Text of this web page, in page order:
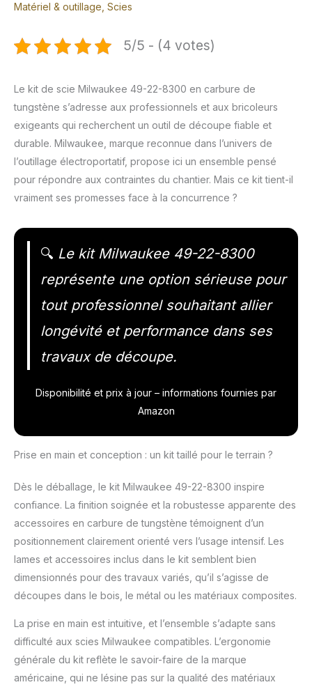
Matériel & outillage Scies
5/5 - (4 votes)
Le kit de scie Milwaukee 49-22-8300 en carbure de
tungstène s’adresse aux professionnels et aux bricoleurs
exigeants qui recherchent un outil de découpe fiable et
durable. Milwaukee, marque reconnue dans l’univers de
l’outillage électroportatif, propose ici un ensemble pensé
pour répondre aux contraintes du chantier. Mais ce kit tient-il
vraiment ses promesses face à la concurrence ?
🔍 Le kit Milwaukee 49-22-8300
représente une option sérieuse pour
tout professionnel souhaitant allier
longévité et performance dans ses
travaux de découpe.
Disponibilité et prix à jour – informations fournies par
Amazon
Prise en main et conception : un kit taillé pour le terrain ?
Dès le déballage, le kit Milwaukee 49-22-8300 inspire
confiance. La finition soignée et la robustesse apparente des
accessoires en carbure de tungstène témoignent d’un
positionnement clairement orienté vers l’usage intensif. Les
lames et accessoires inclus dans le kit semblent bien
dimensionnés pour des travaux variés, qu’il s’agisse de
découpes dans le bois, le métal ou les matériaux composites.
La prise en main est intuitive, et l’ensemble s’adapte sans
difficulté aux scies Milwaukee compatibles. L’ergonomie
générale du kit reflète le savoir-faire de la marque
américaine, qui ne lésine pas sur la qualité des matériaux